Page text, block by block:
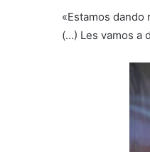
«Estamos
(…) Les vamos a